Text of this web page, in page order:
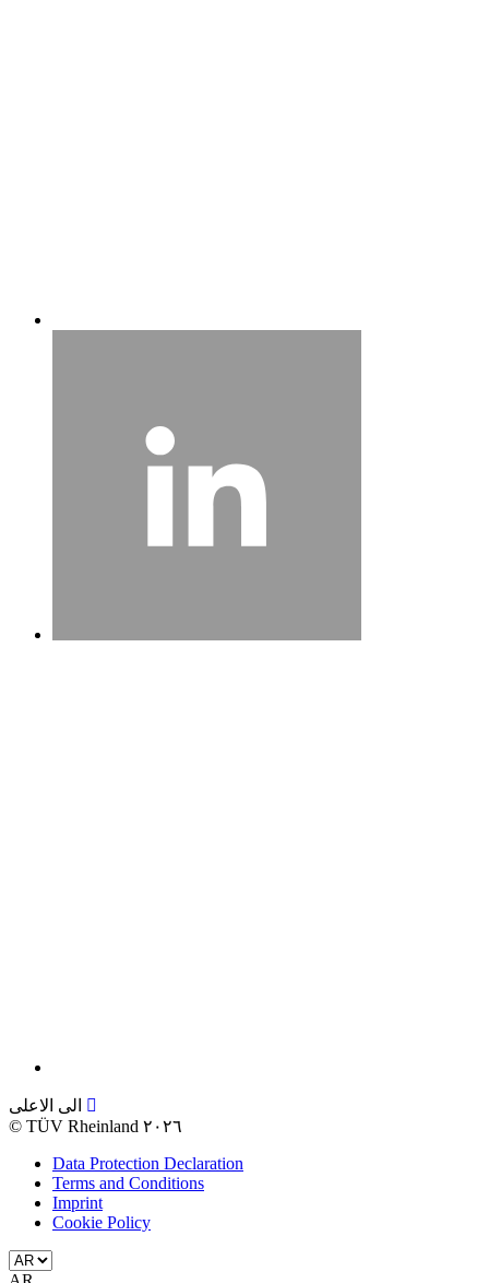
الى الاعلى
©
TÜV Rheinland ٢٠٢٦
Data Protection Declaration
Terms and Conditions
Imprint
Cookie Policy